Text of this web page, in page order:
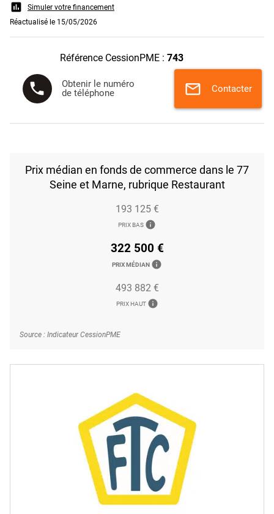
assessment
Simuler votre financement
Réactualisé le 15/05/2026
Référence CessionPME : 743
phone
Obtenir le numéro
de téléphone
mail Contacter
Prix médian en fonds de commerce dans le 77
Seine et Marne, rubrique Restaurant
193 125 €
PRIX BAS info
322 500 €
PRIX MÉDIAN info
493 882 €
PRIX HAUT info
Source : Indicateur CessionPME